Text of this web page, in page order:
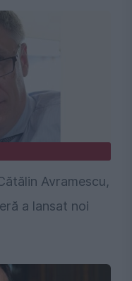
Avramescu,
a lansat noi